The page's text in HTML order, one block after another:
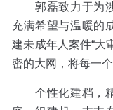
郭磊致力于为涉
充满希望与温暖的
建未成年人案件“大
密的大网，将每一
个性化建档，精